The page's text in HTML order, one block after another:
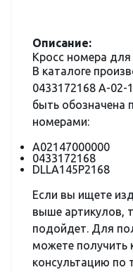
Описание:
Кросс номера
В каталоге
0433172168 А-
быть
номерами:
А02147000000
0433172168
DLLA145P2168
Если вы ищете
выше артикулов,
подойдет. Для
можете получить
консультацию по